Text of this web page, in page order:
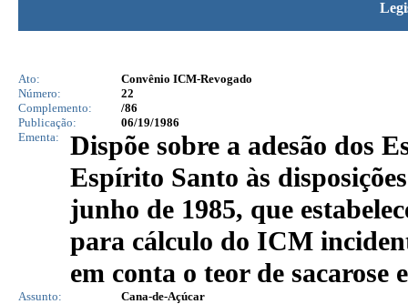
Ato:
Convênio ICM-Revogado
Número:
22
Complemento:
/86
Publicação:
06/19/1986
Ementa:
Dispõe sobre a adesão dos
Espírito Santo às
junho de 1985, que
para cálculo do ICM
em conta o teor de sacarose
Assunto: Cana-de-Açúcar